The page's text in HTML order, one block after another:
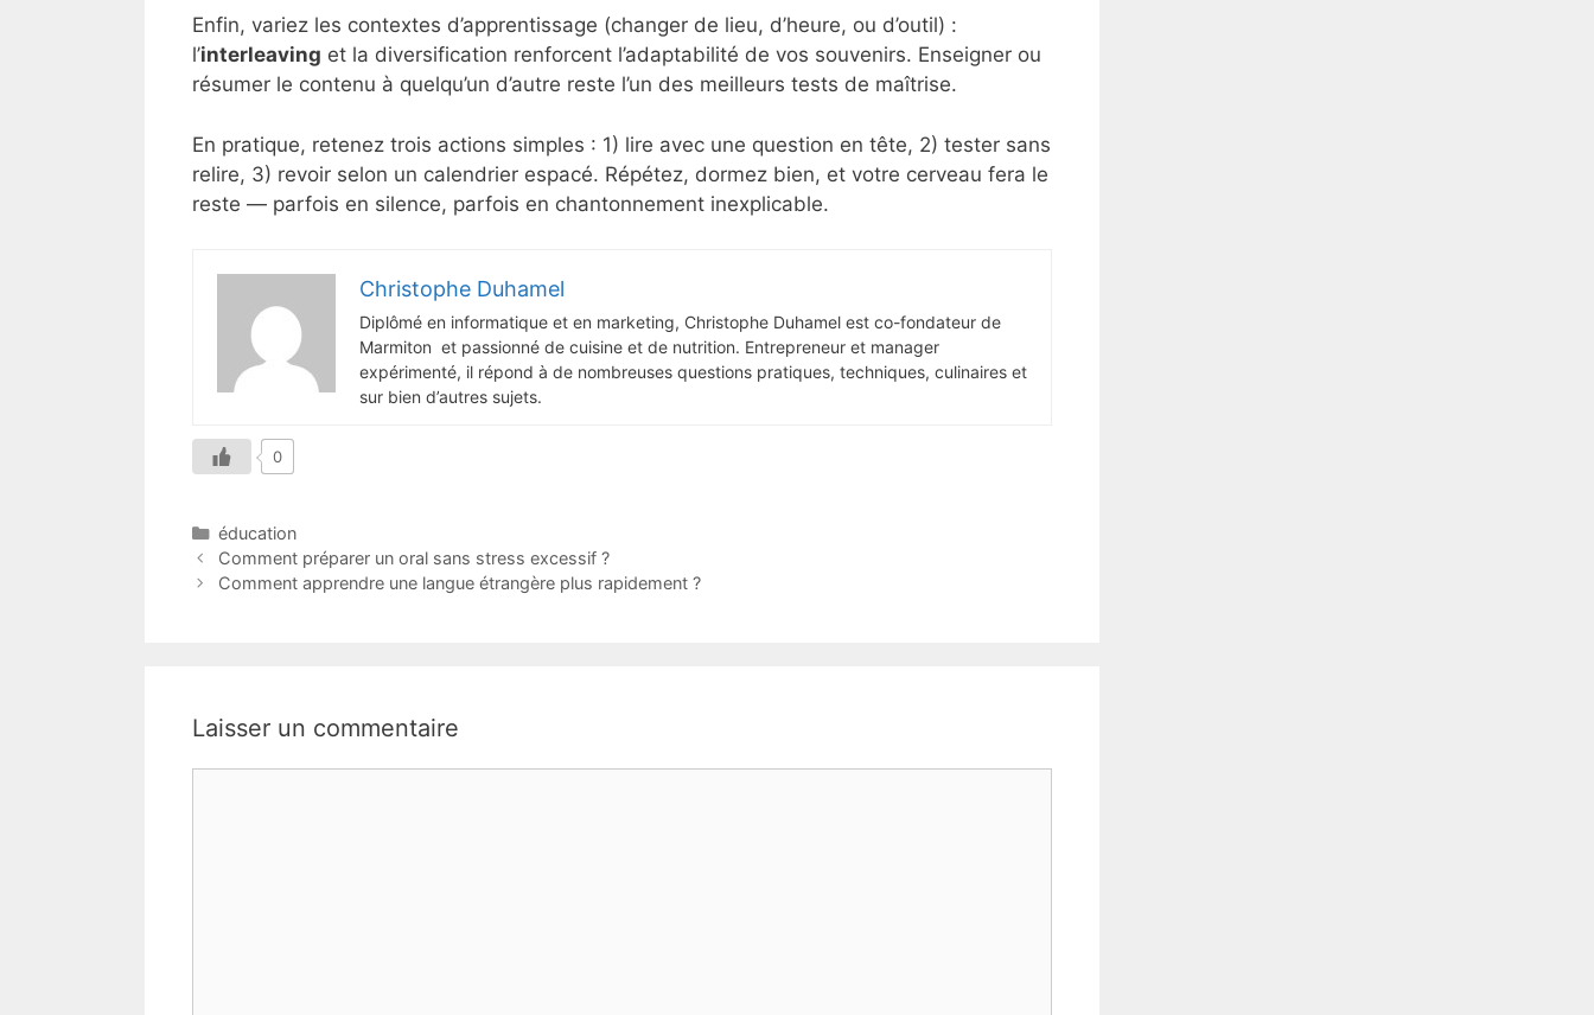
Enfin, variez les contextes d’apprentissage (changer de lieu, d’heure, ou d’outil) :
l’interleaving et la diversification renforcent l’adaptabilité de vos souvenirs. Enseigner ou
résumer le contenu à quelqu’un d’autre reste l’un des meilleurs tests de maîtrise.
En pratique, retenez trois actions simples : 1) lire avec une question en tête, 2) tester sans
relire, 3) revoir selon un calendrier espacé. Répétez, dormez bien, et votre cerveau fera le
reste — parfois en silence, parfois en chantonnement inexplicable.
Christophe Duhamel
Diplômé en informatique et en marketing, Christophe Duhamel est co-fondateur de
Marmiton et passionné de cuisine et de nutrition. Entrepreneur et manager
expérimenté, il répond à de nombreuses questions pratiques, techniques, culinaires et
sur bien d’autres sujets.
0
Catégories
éducation
Comment préparer un oral sans stress excessif ?
Comment apprendre une langue étrangère plus rapidement ?
Laisser un commentaire